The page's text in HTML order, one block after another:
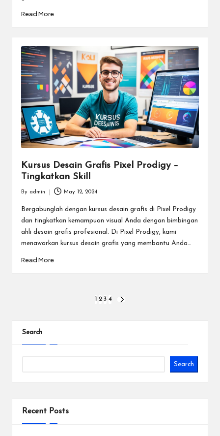
Read More
Kursus Desain Grafis Pixel Prodigy –
Tingkatkan Skill
by
By admin May 12, 2024
Bergabunglah dengan kursus desain grafis di Pixel Prodigy
dan tingkatkan kemampuan visual Anda dengan bimbingan
ahli desain grafis profesional. Di Pixel Prodigy, kami
menawarkan kursus desain grafis yang membantu Anda…
Read More
2 3 4
Search
Search
Recent Posts